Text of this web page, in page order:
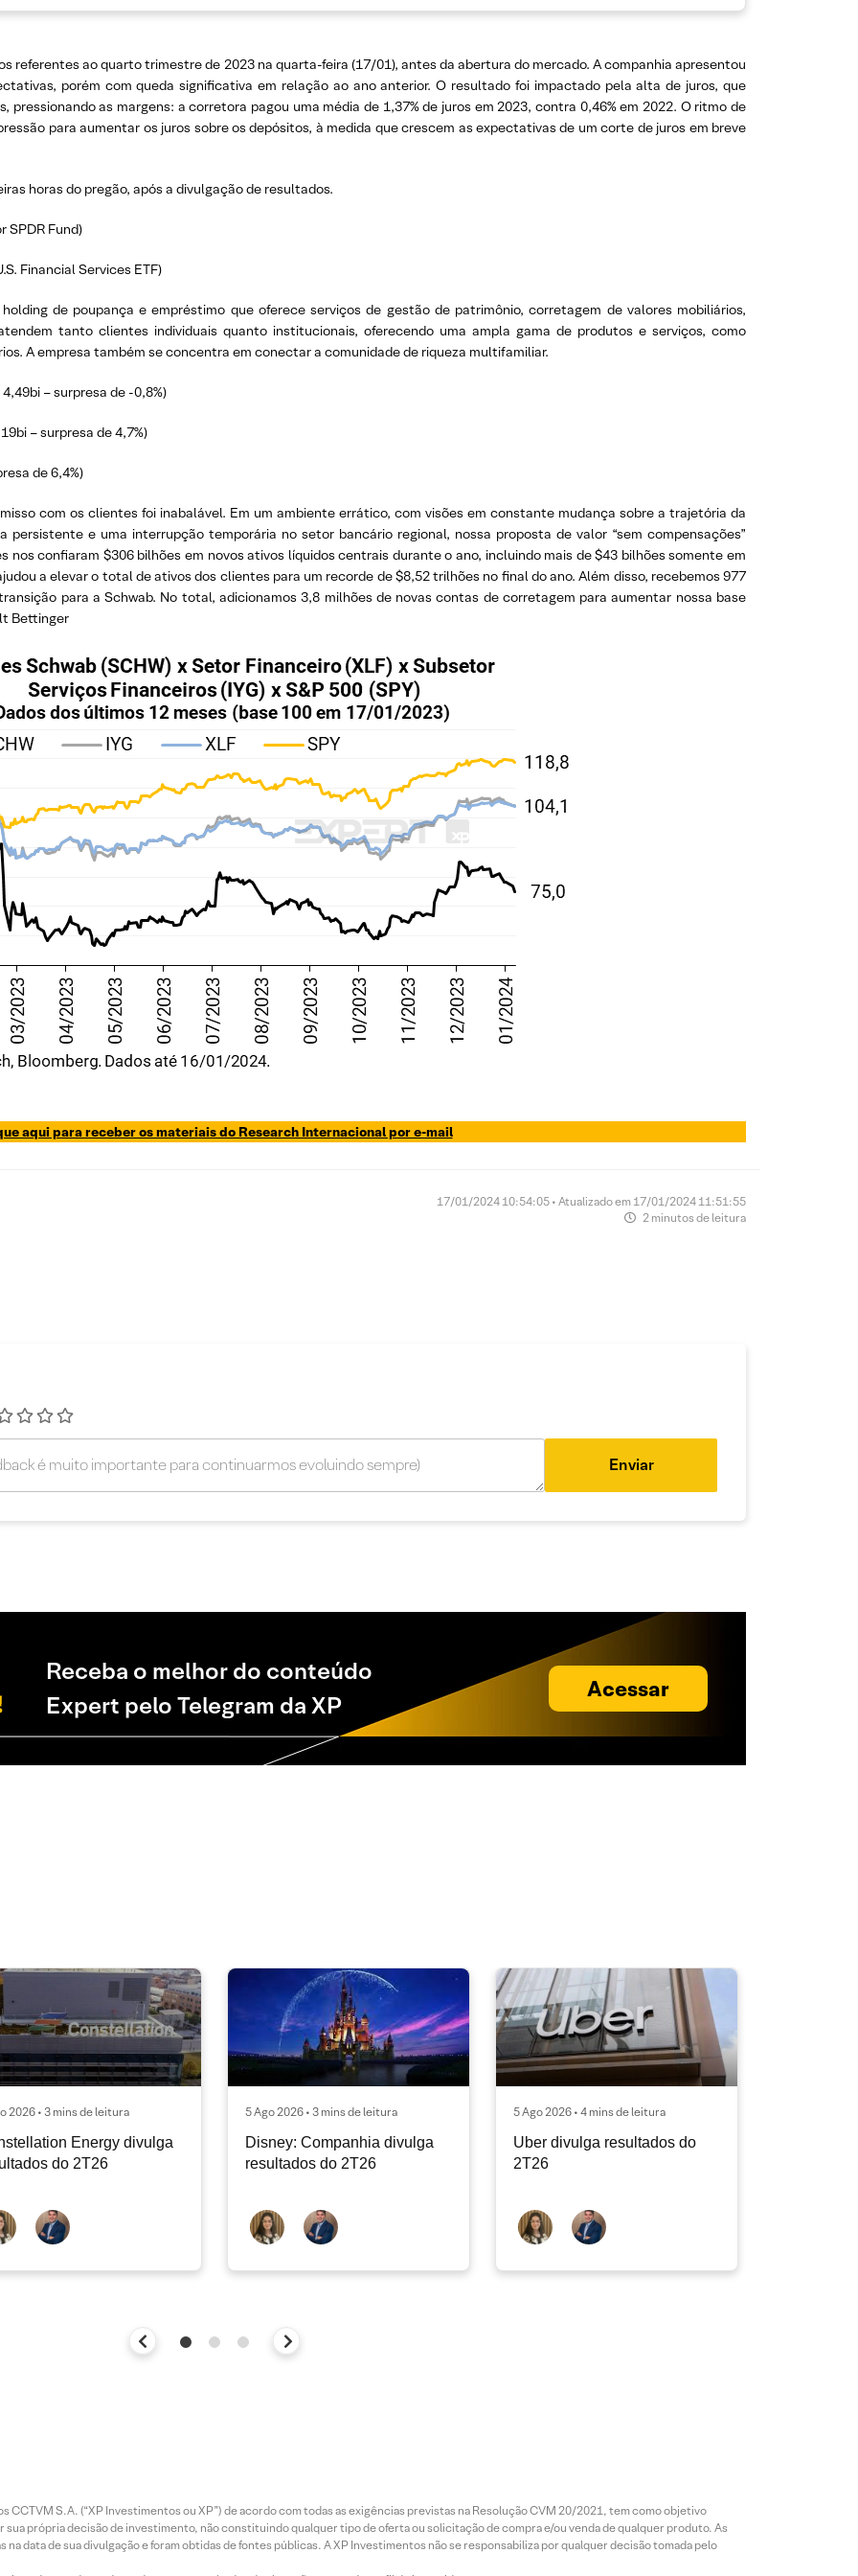
referentes ao quarto trimestre de 2023 na quarta-feira (17/01), antes da abertura do mercado. A companhia apresentou
porém com queda significativa em relação ao ano anterior. O resultado foi impactado pela alta de juros, que
as margens: a corretora pagou uma média de 1,37% de juros em 2023, contra 0,46% em 2022. O ritmo de
para aumentar os juros sobre os depósitos, à medida que crescem as expectativas de um corte de juros em breve
horas do pregão, após a divulgação de resultados.
SPDR Fund)
Financial Services ETF)
de poupança e empréstimo que oferece serviços de gestão de patrimônio, corretagem de valores mobiliários,
tanto clientes individuais quanto institucionais, oferecendo uma ampla gama de produtos e serviços, como
A empresa também se concentra em conectar a comunidade de riqueza multifamiliar.
– surpresa de -0,8%)
– surpresa de 4,7%)
de 6,4%)
com os clientes foi inabalável. Em um ambiente errático, com visões em constante mudança sobre a trajetória da
persistente e uma interrupção temporária no setor bancário regional, nossa proposta de valor “sem compensações”
confiaram $306 bilhões em novos ativos líquidos centrais durante o ano, incluindo mais de $43 bilhões somente em
a elevar o total de ativos dos clientes para um recorde de $8,52 trilhões no final do ano. Além disso, recebemos 977
para a Schwab. No total, adicionamos 3,8 milhões de novas contas de corretagem para aumentar nossa base
Bettinger
aqui para receber os materiais do Research Internacional por e-mail
17/01/2024 10:54:05 • Atualizado em 17/01/2024 11:51:55
2 minutos de leitura
Enviar
Receba o melhor do conteúdo
Expert pelo Telegram da XP
Acessar
2026 • 3 mins de leitura
Energy divulga
do 2T26
5 Ago 2026 • 3 mins de leitura
Disney: Companhia divulga
resultados do 2T26
5 Ago 2026 • 4 mins de leitura
Uber divulga resultados do
2T26
CCTVM S.A. (“XP Investimentos ou XP”) de acordo com todas as exigências previstas na Resolução CVM 20/2021, tem como objetivo
própria decisão de investimento, não constituindo qualquer tipo de oferta ou solicitação de compra e/ou venda de qualquer produto. As
data de sua divulgação e foram obtidas de fontes públicas. A XP Investimentos não se responsabiliza por qualquer decisão tomada pelo